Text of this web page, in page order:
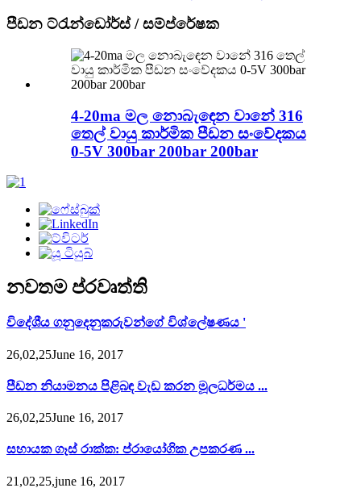
පීඩන ට්රැන්ඩෝර්ස් / සම්ප්රේෂක
4-20ma මල නොබැඳෙන වානේ 316
තෙල් වායු කාර්මික පීඩන සංවේදකය
0-5V 300bar 200bar 200bar
නවතම ප්රවෘත්ති
විදේශීය ගනුදෙනුකරුවන්ගේ විශ්ලේෂණය '
26,02,25June 16, 2017
පීඩන නියාමනය පිළිබඳ වැඩ කරන මූලධර්මය ...
26,02,25June 16, 2017
සහායක ගෑස් රාක්ක: ප්රායෝගික උපකරණ ...
21,02,25,june 16, 2017